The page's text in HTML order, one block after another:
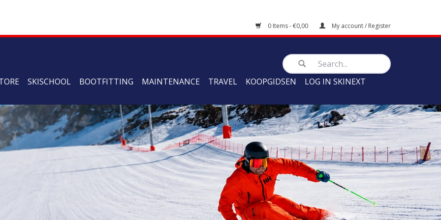
0 Items - €0,00 My account / Register
SKISCHOOL BOOTFITTING MAINTENANCE TRAVEL KOOPGIDSEN LOG IN SKINEXT